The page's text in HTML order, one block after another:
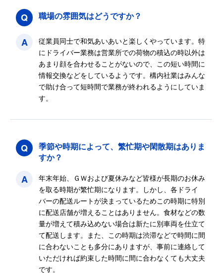
Q 職場の雰囲気はどうですか？
A
従業員同士で和気あいあいと楽しくやっています。特
にドライバー業務は営業所での荷物の積込の時以外は
あまり顔を合わせることがないので、この短い時間に
情報交換などをしているようです。構内社業はみんな
で助け合って短時間で業務が終われるようにしていま
す。
Q
季節や時期によって、繁忙期や閑散期はありま
すか？
A
年末年始、ＧＷおよび夏休みなど皆様が長期のお休み
を取る時期が繁忙期になります。しかし、各ドライ
バーの配送ルートが決まっているためこの時期に特別
に配送店舗が増えることはありません。食材などの数
量が増えて積み込めない場合は新たに別車両を仕立て
て配送します。また、この時期は渋滞などで時間に間
に合わないことも多分にありますが、事前に連絡して
いただければ約束した時間に間に合わなくても大丈夫
です。